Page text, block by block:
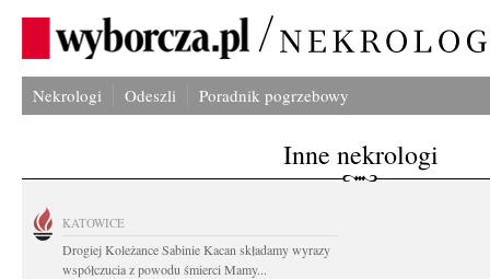
Nekrologi Odeszli Poradnik pogrzebowy
Inne nekrologi
KATOWICE
Drogiej Koleżance Sabinie Kacan składamy wyrazy
współczucia z powodu śmierci Mamy...